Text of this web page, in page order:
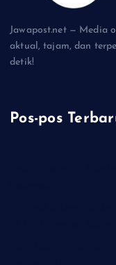
Jawapost.net — Media
aktual, tajam, dan
detik!
Pos-pos